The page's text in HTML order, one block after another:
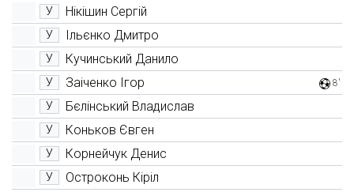
У Нікішин Сергій
У Ільєнко Дмитро
У Кучинський Данило
У Заіченко Ігор 8'
У Бєлінський Владислав
У Коньков Євген
У Корнейчук Денис
У Остроконь Кіріл